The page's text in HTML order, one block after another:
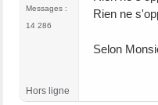
Messages :
14 286
Rien ne
Selon
Hors ligne